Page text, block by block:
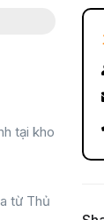
tại kho
từ Thủ